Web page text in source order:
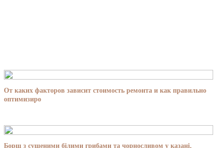
От каких факторов зависит стоимость ремонта и как правильно
оптимизиро
Борщ з сушеними білими грибами та чорносливом у казані,